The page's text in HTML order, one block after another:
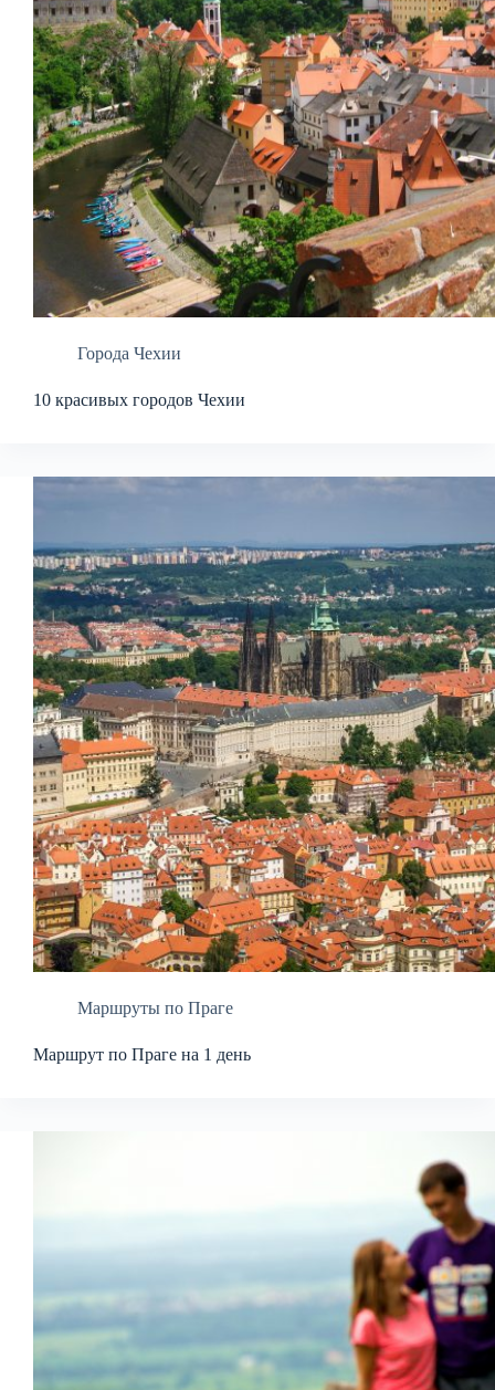
Города Чехии
10 красивых городов Чехии
Маршруты по Праге
Маршрут по Праге на 1 день